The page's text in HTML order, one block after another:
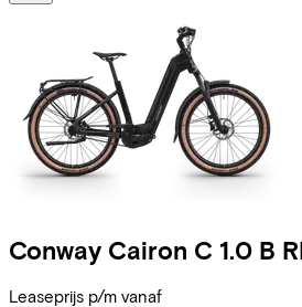
Conway Cairon C 1.0 B
Leaseprijs p/m vanaf